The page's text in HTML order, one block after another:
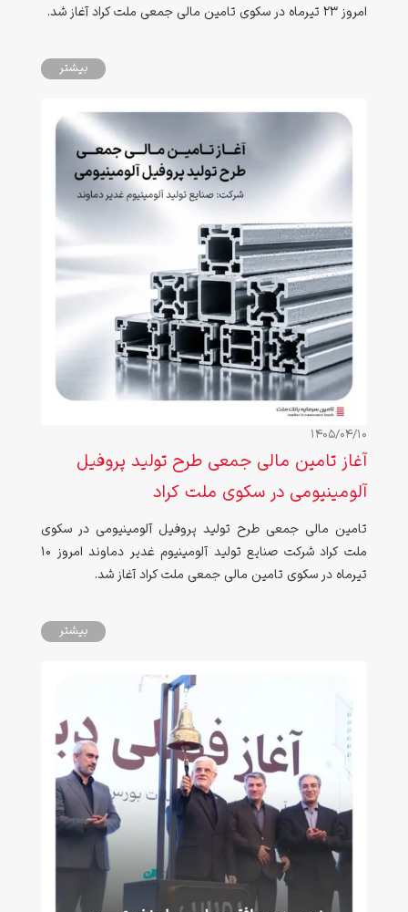
امروز 23 تیرماه در سکوی تامین مالی جمعی ملت کراد آغاز شد.
بیشتر
1405/04/10
آغاز تامین مالی جمعی طرح تولید پروفیل
آلومینیومی در سکوی ملت کراد
تامین مالی جمعی طرح تولید پروفیل آلومینیومی در سکوی
ملت کراد شرکت صنایع تولید آلومینیوم غدیر دماوند امروز 10
تیرماه در سکوی تامین مالی جمعی ملت کراد آغاز شد.
بیشتر